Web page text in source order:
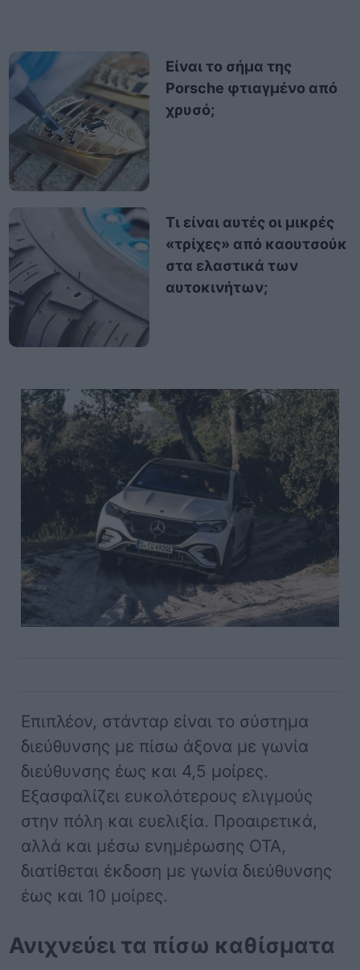
Είναι το σήμα της
Porsche φτιαγμένο από
χρυσό;
Τι είναι αυτές οι μικρές
«τρίχες» από καουτσούκ
στα ελαστικά των
αυτοκινήτων;
Επιπλέον, στάνταρ είναι το σύστημα
διεύθυνσης με πίσω άξονα με γωνία
διεύθυνσης έως και 4,5 μοίρες.
Εξασφαλίζει ευκολότερους ελιγμούς
στην πόλη και ευελιξία. Προαιρετικά,
αλλά και μέσω ενημέρωσης OTA,
διατίθεται έκδοση με γωνία διεύθυνσης
έως και 10 μοίρες.
Ανιχνεύει τα πίσω καθίσματα